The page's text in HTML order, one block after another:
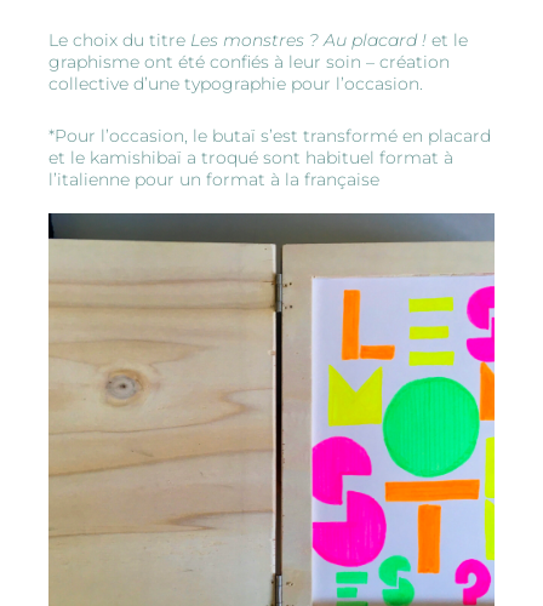
Le choix du titre Les monstres ? Au placard ! et le
graphisme ont été confiés à leur soin – création
collective d’une typographie pour l’occasion.
*Pour l’occasion, le butaï s’est transformé en placard
et le kamishibaï a troqué sont habituel format à
l’italienne pour un format à la française